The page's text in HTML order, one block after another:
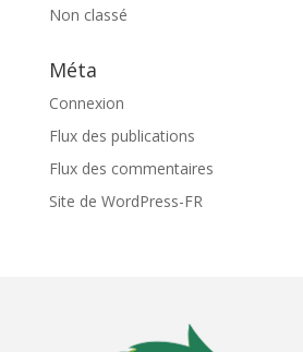
Non classé
Méta
Connexion
Flux des publications
Flux des commentaires
Site de WordPress-FR